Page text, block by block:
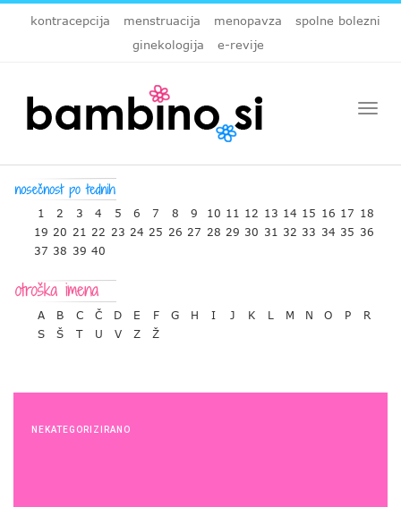
kontracepcija menstruacija menopavza
spolne bolezni
ginekologija
e-revije
1 2 3 4 5 6 7 8 9 10 11 12 13 14 15 16 17 18
19 20 21 22 23 24 25 26 27 28 29 30 31 32 33 34 35 36
37 38 39 40
A B C Č D E F G H I J K L M N O P
R
S
Š T U V Z Ž
NEKATEGORIZIRANO